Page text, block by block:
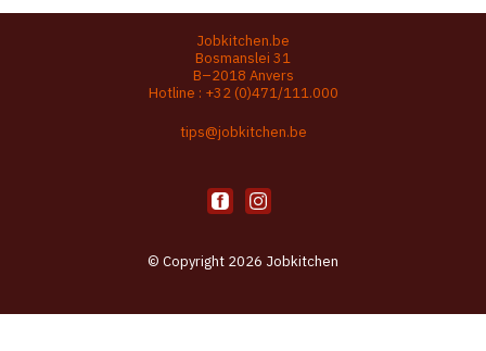
Jobkitchen.be
Bosmanslei 31
B–2018 Anvers
Hotline : +32 (0)471/111.000
tips@jobkitchen.be
© Copyright 2026 Jobkitchen